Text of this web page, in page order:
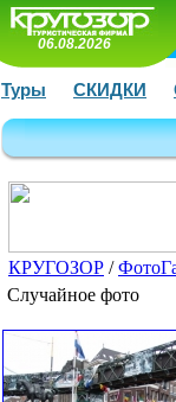
06.08.2026
Туры СКИДКИ
КРУГОЗОР /
Случайное фото